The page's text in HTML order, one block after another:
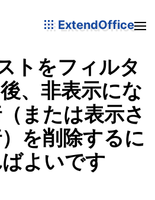
ExtendOffice
トをフィルタ
、非表示にな
または表示さ
を削除するに
よいです